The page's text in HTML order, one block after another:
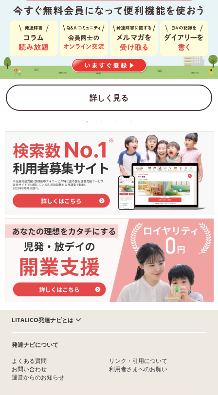
詳しく見る
LITALICO発達ナビとは
発達ナビについて
よくある質問
お問い合わせ
運営からのお知らせ
リンク・引用について
利用者さまへのお願い